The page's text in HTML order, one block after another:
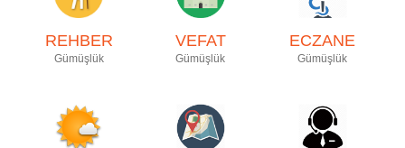
REHBER
Gümüşlük
VEFAT
Gümüşlük
ECZANE
Gümüşlük